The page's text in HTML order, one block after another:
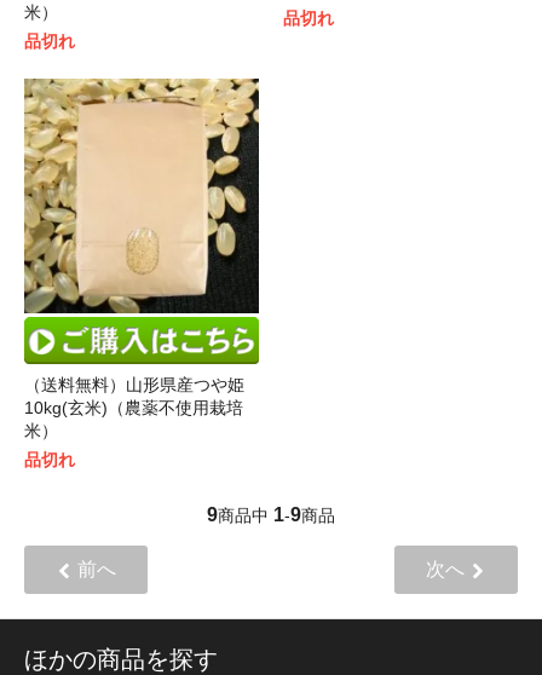
米）
品切れ
品切れ
（送料無料）山形県産つや姫
10kg(玄米)（農薬不使用栽培
米）
品切れ
9商品中 1-9商品
前へ 次へ
ほかの商品を探す